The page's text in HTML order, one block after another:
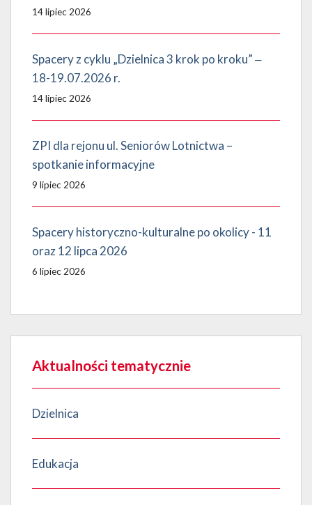
14 lipiec 2026
Spacery z cyklu „Dzielnica 3 krok po kroku” ‒
18-19.07.2026 r.
14 lipiec 2026
ZPI dla rejonu ul. Seniorów Lotnictwa –
spotkanie informacyjne
9 lipiec 2026
Spacery historyczno-kulturalne po okolicy - 11
oraz 12 lipca 2026
6 lipiec 2026
Aktualności tematycznie
Dzielnica
Edukacja